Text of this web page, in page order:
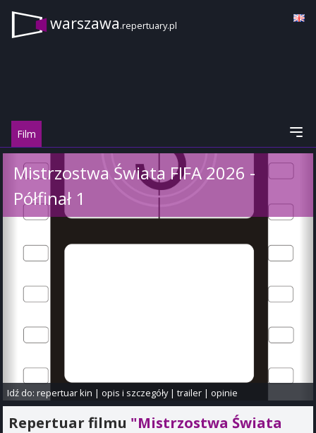
warszawa.repertuary.pl
Film
Mistrzostwa Świata FIFA 2026 -
Półfinał 1
Idź do:repertuar kin |opis i szczegóły|trailer |opinie
Repertuar filmu "Mistrzostwa Świata